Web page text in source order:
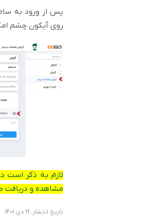
پس از ورود به
روی آیکون چشم
لازم به ذکر است
مشاهده و دریافت
تاریخ انتشار: 21 دی 1401